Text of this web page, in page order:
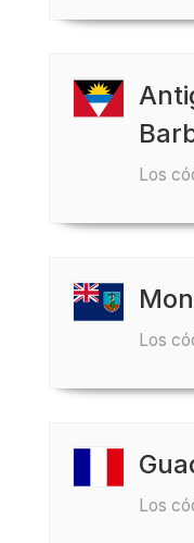
Los
Los
Los